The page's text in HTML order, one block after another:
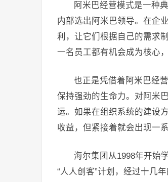
阿米巴经营模式是一种
内部选出阿米巴领导。在企
利，让它们根据自己的需求
一名员工都有机会成为核心
也正是凭借着阿米巴经
保持强劲的生命力。对阿米
运。如果在组织系统的建设
收益，但紧接着就会出现一系
海尔集团从1998年开始
“人人创客”计划，经过十几